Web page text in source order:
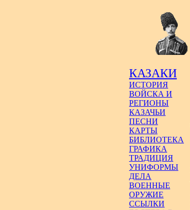
КАЗАКИ
ИСТОРИЯ
ВОЙСКА И
РЕГИОНЫ
КАЗАЧЬИ
ПЕСНИ
КАРТЫ
БИБЛИОТЕКА
ГРАФИКА
ТРАДИЦИЯ
УНИФОРМЫ
ДЕЛА
ВОЕННЫЕ
ОРУЖИЕ
ССЫЛКИ